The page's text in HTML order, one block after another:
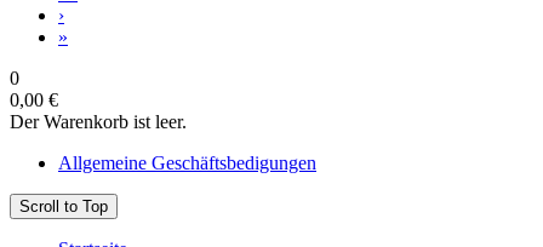
›
»
0
0,00 €
Der Warenkorb ist leer.
Allgemeine Geschäftsbedigungen
Scroll to Top